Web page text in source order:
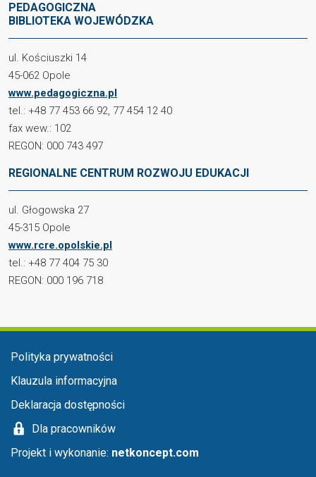
PEDAGOGICZNA
BIBLIOTEKA WOJEWÓDZKA
ul. Kościuszki 14
45-062 Opole
www.pedagogiczna.pl
tel.: +48 77 453 66 92, 77 454 12 40
fax wew.: 102
REGON: 000 743 497
REGIONALNE CENTRUM ROZWOJU EDUKACJI
ul. Głogowska 27
45-315 Opole
www.rcre.opolskie.pl
tel.: +48 77 404 75 30
REGON: 000 196 718
Menu stopka
Polityka prywatności
Klauzula informacyjna
Deklaracja dostępności
Dla pracowników
Projekt i wykonanie: netkoncept.com